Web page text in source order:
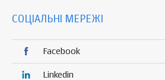
СОЦІАЛЬНІ МЕРЕЖІ
Facebook
Linkedin